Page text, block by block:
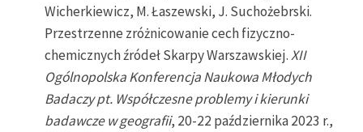
Wicherkiewicz, M. Łaszewski, J. Suchożebrski.
Przestrzenne zróżnicowanie cech fizyczno-
chemicznych źródeł Skarpy Warszawskiej.XII
Ogólnopolska Konferencja Naukowa Młodych
Badaczy pt. Współczesne problemy i kierunki
badawcze w geografii, 20-22 października 2023 r.,